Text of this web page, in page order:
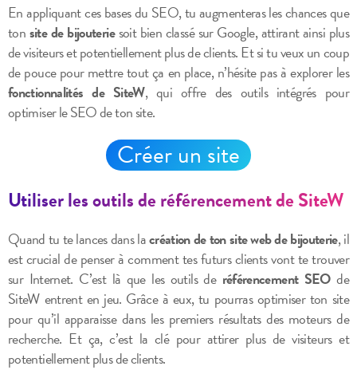
En appliquant ces bases du SEO, tu augmenteras les chances que
tonsite de bijouteriesoit bien classé sur Google, attirant ainsi plus
de visiteurs et potentiellement plus de clients. Et si tu veux un coup
de pouce pour mettre tout ça en place, n’hésite pas à explorer les
fonctionnalités de SiteW, qui offre des outils intégrés pour
optimiser le SEO de ton site.
Créer un site
Utiliser les outils de référencement de SiteW
Quand tu te lances dans lacréation de ton site web de bijouterie, il
est crucial de penser à comment tes futurs clients vont te trouver
sur Internet. C’est là que les outils de référencement SEOde
SiteW entrent en jeu. Grâce à eux, tu pourras optimiser ton site
pour qu’il apparaisse dans les premiers résultats des moteurs de
recherche. Et ça, c’est la clé pour attirer plus de visiteurs et
potentiellement plus de clients.